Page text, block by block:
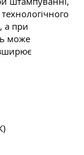
технологічного
а при
може